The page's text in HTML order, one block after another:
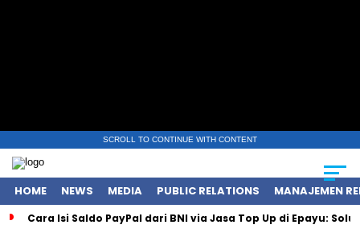
SCROLL TO CONTINUE WITH CONTENT
HOME NEWS MEDIA PUBLIC RELATIONS MANAJEMEN
Cara Isi Saldo PayPal dari BNI via Jasa Top Up di Epayu: